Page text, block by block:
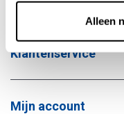
Alleen
Klantenservice
Mijn account